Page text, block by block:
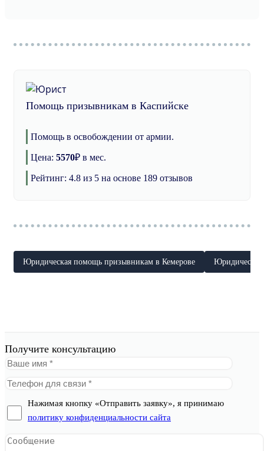
Помощь призывникам в Каспийске
Помощь в освобождении от армии.
Цена: 5570₽ в мес.
Рейтинг: 4.8 из 5 на основе 189 отзывов
Юридическая помощь призывникам в Кемерове
Получите консультацию
Нажимая кнопку «Отправить заявку», я принимаю
политику конфиденциальности сайта